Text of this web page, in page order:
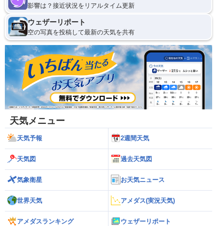
影響は？接近状況をリアルタイム更新
ウェザーリポート
空の写真を投稿して最新の天気を共有
天気メニュー
天気予報 2週間天気
天気図 過去天気図
気象衛星 お天気ニュース
世界天気 アメダス(実況天気)
アメダスランキング ウェザーリポート